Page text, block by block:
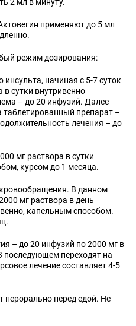
применяют до 5 мл
режим дозирования:
начиная с 5-7 суток
в сутки внутривенно
– до 20 инфузий. Далее
препарат –
лечения – до
мг раствора в сутки
курсом до 1 месяца.
В данном
мг раствора в день
капельным способом.
– до 20 инфузий по 2000 мг в
последующем переходят на
лечение составляет 4-5
перорально перед едой. Не